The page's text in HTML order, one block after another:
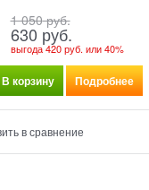
1 050 руб.
630 руб.
выгода420 руб. или40%
В корзину Подробнее
в сравнение